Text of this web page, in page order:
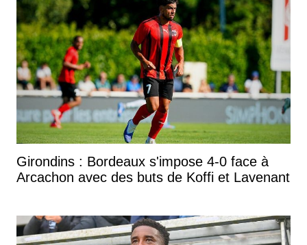
Girondins : Bordeaux s'impose 4-0 face à
Arcachon avec des buts de Koffi et Lavenant